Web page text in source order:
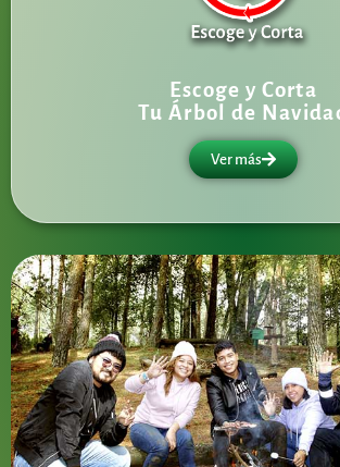
Escoge y Corta
Tu Árbol de
Ver más